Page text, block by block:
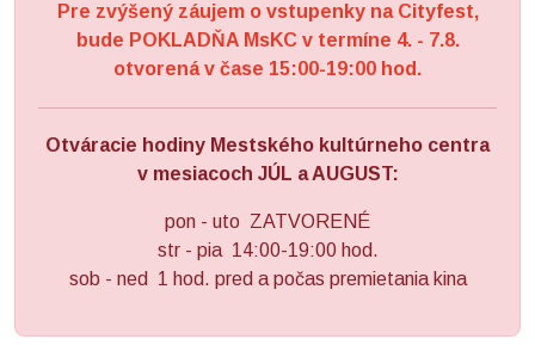
Pre zvýšený záujem o vstupenky na Cityfest,
bude POKLADŇA MsKC v termíne 4. - 7.8.
otvorená v čase 15:00-19:00 hod.
Otváracie hodiny Mestského kultúrneho centra
v mesiacoch JÚL a AUGUST:
pon - uto ZATVORENÉ
str - pia 14:00-19:00 hod.
sob - ned 1 hod. pred a počas premietania kina